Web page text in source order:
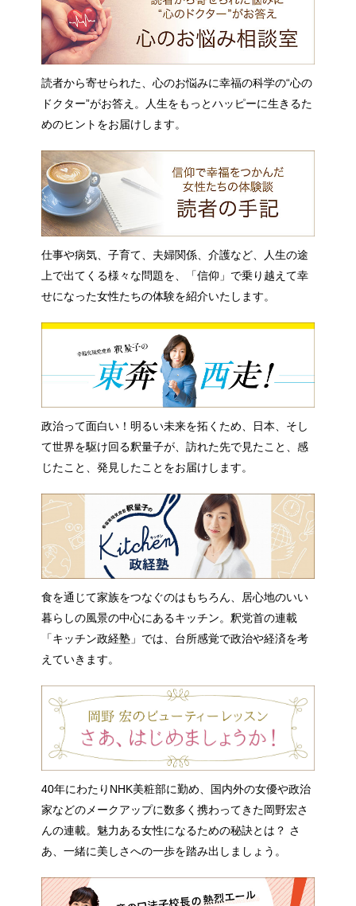
読者から寄せられた、心のお悩みに幸福の科学の“心の
ドクター”がお答え。人生をもっとハッピーに生きるた
めのヒントをお届けします。
仕事や病気、子育て、夫婦関係、介護など、人生の途
上で出てくる様々な問題を、「信仰」で乗り越えて幸
せになった女性たちの体験を紹介いたします。
政治って面白い！明るい未来を拓くため、日本、そし
て世界を駆け回る釈量子が、訪れた先で見たこと、感
じたこと、発見したことをお届けします。
食を通じて家族をつなぐのはもちろん、居心地のいい
暮らしの風景の中心にあるキッチン。釈党首の連載
「キッチン政経塾」では、台所感覚で政治や経済を考
えていきます。
40年にわたりNHK美粧部に勤め、国内外の女優や政治
家などのメークアップに数多く携わってきた岡野宏さ
んの連載。魅力ある女性になるための秘訣とは？ さ
あ、一緒に美しさへの一歩を踏み出しましょう。